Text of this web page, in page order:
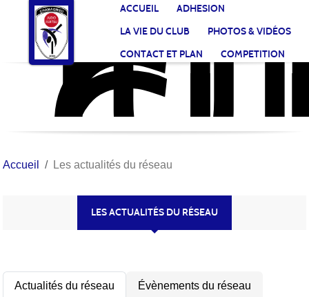
ACCUEIL
ADHESION
LA VIE DU CLUB
PHOTOS & VIDÉOS
CONTACT ET PLAN
COMPETITION
Accueil Les actualités du réseau
LES ACTUALITÉS DU RÉSEAU
Actualités du réseau Évènements du réseau
Panneau de gestion des cookies